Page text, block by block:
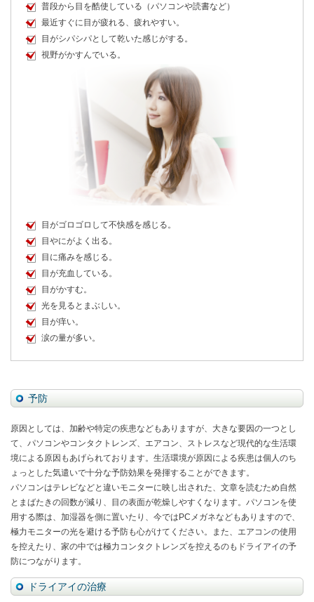
普段から目を酷使している（パソコンや読書など）
最近すぐに目が疲れる、疲れやすい。
目がシパシパとして乾いた感じがする。
視野がかすんでいる。
目がゴロゴロして不快感を感じる。
目やにがよく出る。
目に痛みを感じる。
目が充血している。
目がかすむ。
光を見るとまぶしい。
目が痒い。
涙の量が多い。
予防
原因としては、加齢や特定の疾患などもありますが、大きな要因の一つとし
て、パソコンやコンタクトレンズ、エアコン、ストレスなど現代的な生活環
境による原因もあげられております。生活環境が原因による疾患は個人のち
ょっとした気遣いで十分な予防効果を発揮することができます。
パソコンはテレビなどと違いモニターに映し出された、文章を読むため自然
とまばたきの回数が減り、目の表面が乾燥しやすくなります。パソコンを使
用する際は、加湿器を側に置いたり、今ではPCメガネなどもありますので、
極力モニターの光を避ける予防も心がけてください。また、エアコンの使用
を控えたり、家の中では極力コンタクトレンズを控えるのもドライアイの予
防につながります。
ドライアイの治療